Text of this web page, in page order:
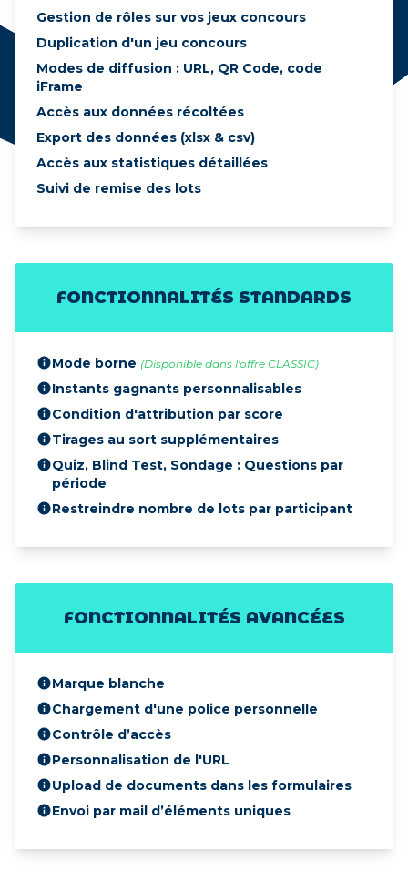
Gestion de rôles sur vos jeux concours
Duplication d'un jeu concours
Modes de diffusion : URL, QR Code, code
iFrame
Accès aux données récoltées
Export des données (xlsx & csv)
Accès aux statistiques détaillées
Suivi de remise des lots
FONCTIONNALITÉS STANDARDS
Mode borne (Disponible dans l'offre CLASSIC)
Instants gagnants personnalisables
Condition d'attribution par score
Tirages au sort supplémentaires
Quiz, Blind Test, Sondage : Questions par
période
Restreindre nombre de lots par participant
FONCTIONNALITÉS AVANCÉES
Marque blanche
Chargement d'une police personnelle
Contrôle d’accès
Personnalisation de l'URL
Upload de documents dans les formulaires
Envoi par mail d’éléments uniques